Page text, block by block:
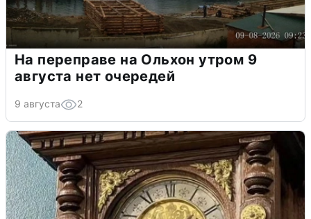
На переправе на Ольхон утром 9
августа нет очередей
9 августа 2